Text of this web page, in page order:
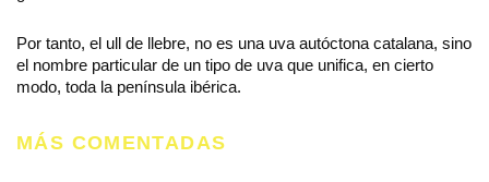
Por tanto, el ull de llebre, no es una uva autóctona catalana, sino
el nombre particular de un tipo de uva que unifica, en cierto
modo, toda la península ibérica.
MÁS COMENTADAS